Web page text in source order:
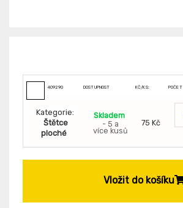
409290 DOSTUPNOST KČ/KS: POČET
Kategorie:
Štětce
ploché
Skladem
- 5 a
více kusů
75 Kč
Vložit do košíku